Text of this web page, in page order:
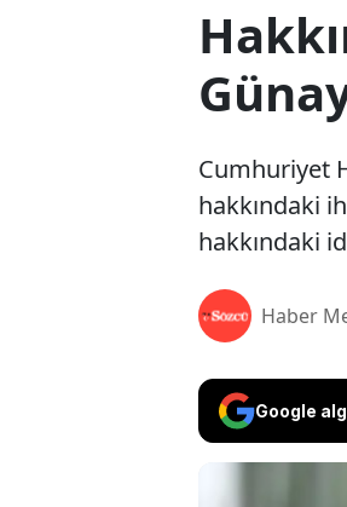
Cumhuriyet
hakkındaki
hakkındaki
Haber
Google